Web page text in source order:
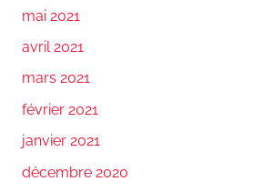
mai 2021
avril 2021
mars 2021
février 2021
janvier 2021
décembre 2020